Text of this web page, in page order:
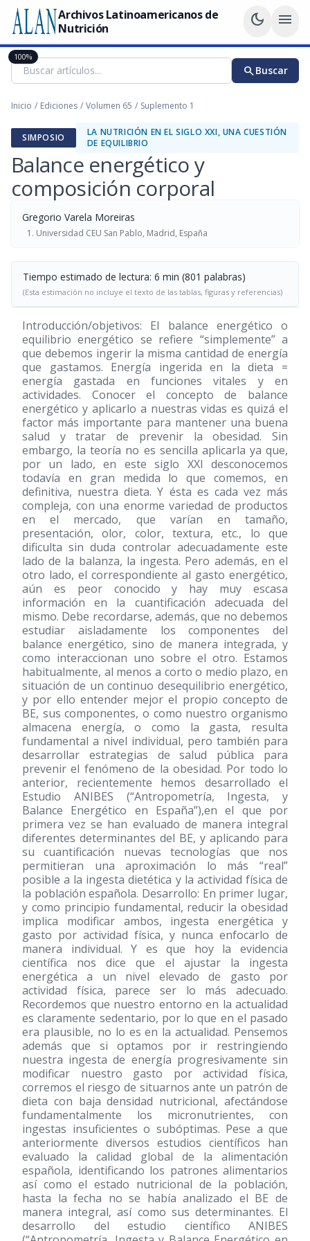
Archivos Latinoamericanos de
Nutrición
dark_mode menu
searchBuscar
Inicio / Ediciones / Volumen 65 / Suplemento 1
SIMPOSIO
LA NUTRICIÓN EN EL SIGLO XXI, UNA CUESTIÓN
DE EQUILIBRIO
Balance energético y
composición corporal
Gregorio Varela Moreiras
Universidad CEU San Pablo, Madrid, España
Tiempo estimado de lectura: 6 min (801 palabras)
(Esta estimación no incluye el texto de las tablas, figuras y referencias)
Introducción/objetivos: El balance energético o
equilibrio energético se refiere “simplemente” a
que debemos ingerir la misma cantidad de energía
que gastamos. Energía ingerida en la dieta =
energía gastada en funciones vitales y en
actividades. Conocer el concepto de balance
energético y aplicarlo a nuestras vidas es quizá el
factor más importante para mantener una buena
salud y tratar de prevenir la obesidad. Sin
embargo, la teoría no es sencilla aplicarla ya que,
por un lado, en este siglo XXI desconocemos
todavía en gran medida lo que comemos, en
definitiva, nuestra dieta. Y ésta es cada vez más
compleja, con una enorme variedad de productos
en el mercado, que varían en tamaño,
presentación, olor, color, textura, etc., lo que
dificulta sin duda controlar adecuadamente este
lado de la balanza, la ingesta. Pero además, en el
otro lado, el correspondiente al gasto energético,
aún es peor conocido y hay muy escasa
información en la cuantificación adecuada del
mismo. Debe recordarse, además, que no debemos
estudiar aisladamente los componentes del
balance energético, sino de manera integrada, y
como interaccionan uno sobre el otro. Estamos
habitualmente, al menos a corto o medio plazo, en
situación de un continuo desequilibrio energético,
y por ello entender mejor el propio concepto de
BE, sus componentes, o como nuestro organismo
almacena energía, o como la gasta, resulta
fundamental a nivel individual, pero también para
desarrollar estrategias de salud pública para
prevenir el fenómeno de la obesidad. Por todo lo
anterior, recientemente hemos desarrollado el
Estudio ANIBES (“Antropometría, Ingesta, y
Balance Energético en España”),en el que por
primera vez se han evaluado de manera integral
diferentes determinantes del BE, y aplicando para
su cuantificación nuevas tecnologías que nos
permitieran una aproximación lo más “real”
posible a la ingesta dietética y la actividad física de
la población española. Desarrollo: En primer lugar,
y como principio fundamental, reducir la obesidad
implica modificar ambos, ingesta energética y
gasto por actividad física, y nunca enfocarlo de
manera individual. Y es que hoy la evidencia
científica nos dice que el ajustar la ingesta
energética a un nivel elevado de gasto por
actividad física, parece ser lo más adecuado.
Recordemos que nuestro entorno en la actualidad
es claramente sedentario, por lo que en el pasado
era plausible, no lo es en la actualidad. Pensemos
además que si optamos por ir restringiendo
nuestra ingesta de energía progresivamente sin
modificar nuestro gasto por actividad física,
corremos el riesgo de situarnos ante un patrón de
dieta con baja densidad nutricional, afectándose
fundamentalmente los micronutrientes, con
ingestas insuficientes o subóptimas. Pese a que
anteriormente diversos estudios científicos han
evaluado la calidad global de la alimentación
española, identificando los patrones alimentarios
así como el estado nutricional de la población,
hasta la fecha no se había analizado el BE de
manera integral, así como sus determinantes. El
desarrollo del estudio científico ANIBES
100%